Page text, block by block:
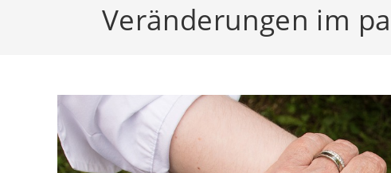
Veränderungen im